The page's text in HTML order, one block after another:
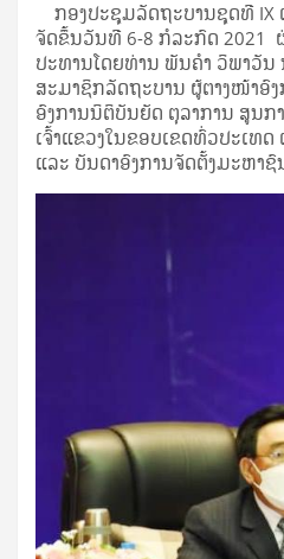
ກອງປະຊຸມລັດຖະບານຊຸດທີ IX
ຈັດຂຶ້ນວັນທີ 6-8 ກໍລະກົດ 2021
ປະທານໂດຍທ່ານ ພັນຄຳ ວິພາວັ
ສະມາຊິກລັດຖະບານ ຜູ້ຕາງໜ້າອົ
ອົງການນິຕິບັນຍັດ ຕຸລາການ ສູນກ
ເຈົ້າແຂວງໃນຂອບເຂດທົ່ວປະເທດ
ແລະ ບັນດາອົງການຈັດຕັ້ງມະຫາຊົ